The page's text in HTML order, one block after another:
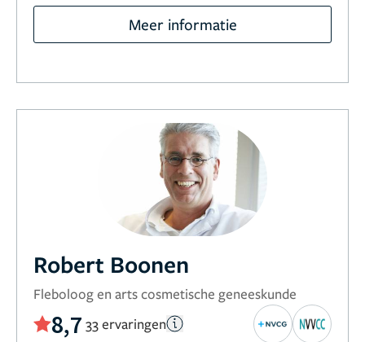
Meer informatie
Robert Boonen
Fleboloog en arts cosmetische geneeskunde
8,7 33 ervaringen